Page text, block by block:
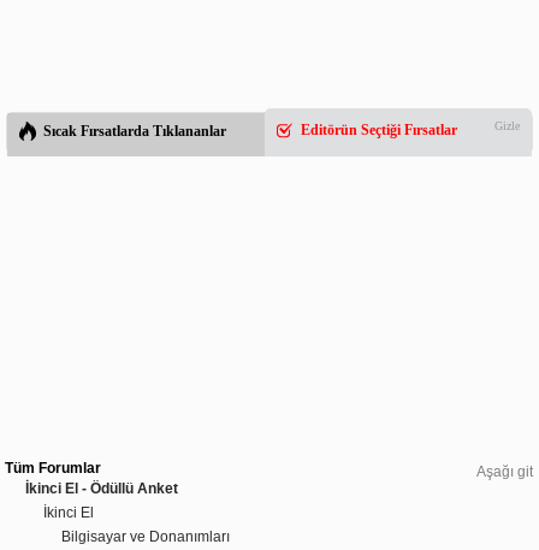
Sıcak Fırsatlarda Tıklananlar Editörün Seçtiği Fırsatlar Gizle
Aşağı git
Tüm Forumlar
İkinci El - Ödüllü Anket
İkinci El
Bilgisayar ve Donanımları